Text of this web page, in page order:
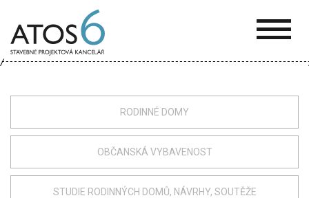
6
RODINNÉ DOMY
OBČANSKÁ VYBAVENOST
STUDIE RODINNÝCH DOMŮ, NÁVRHY, SOUTĚŽE